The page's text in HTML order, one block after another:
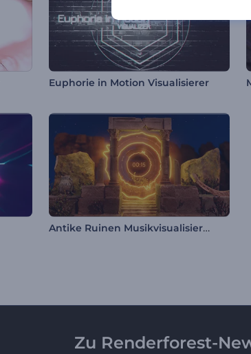
Euphorie in Motion Visualisierer
Antike Ruinen Musikvisualisierer
Zu Renderforest-